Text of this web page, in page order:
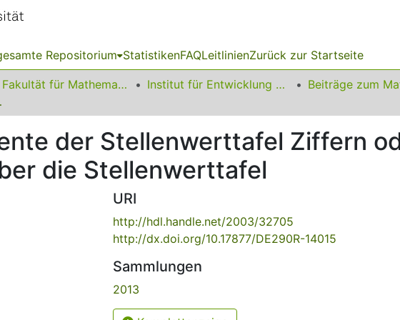
Repositorium StatistikenFAQLeitlinienZurück zur Startseite
01 Fakultät für Mathematik Institut für Entwicklung und Erforschung des Mathematikunterrichts
der Stellenwerttafel Ziffern
die Stellenwerttafel
URI
http://hdl.handle.net/2003/32705
http://dx.doi.org/10.17877/DE290R-14015
Sammlungen
2013